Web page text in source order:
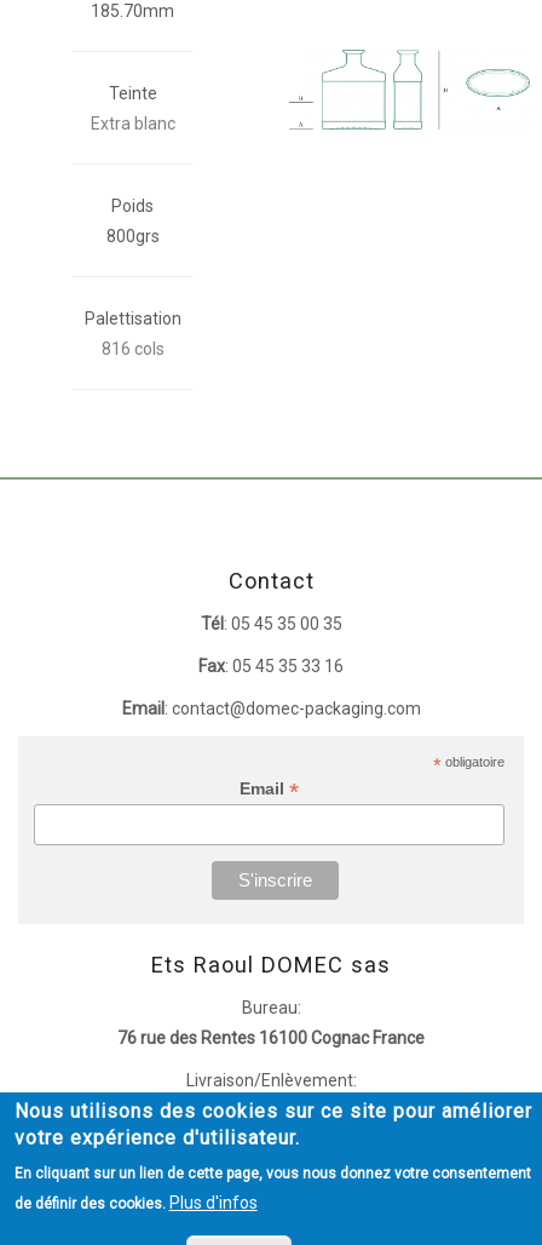
185.70mm
Teinte
Extra blanc
Poids
800grs
Palettisation
816 cols
Contact
Tél : 05 45 35 00 35
Fax: 05 45 35 33 16
Email : contact@domec-packaging.com
*obligatoire
Email *
Ets Raoul DOMEC sas
Bureau:
76 rue des Rentes 16100 Cognac France
Livraison/Enlèvement:
51 rue de Montesquieu 16100 Cognac France
Menu
Nous utilisons des cookies sur ce site pour améliorer
votre expérience d'utilisateur.
En cliquant sur un lien de cette page, vous nous donnez votre consentement
de définir des cookies. Plus d'infos